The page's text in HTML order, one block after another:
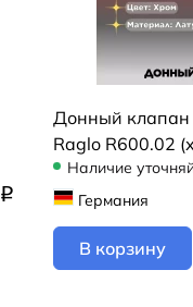
q
Донный клапан
Raglo R600.02
Наличие
Германия
В корзину